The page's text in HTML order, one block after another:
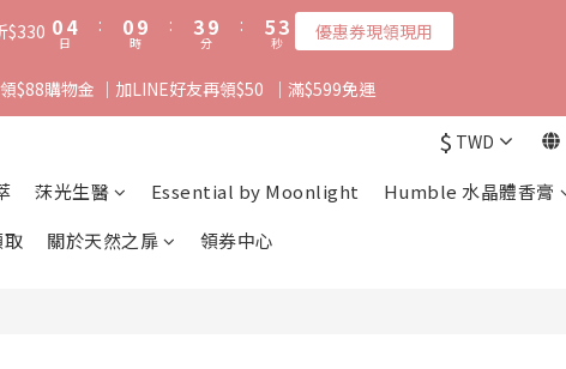
$330 04
3
2
1
日
:
09
8
7
6
1
時
:
3
2
1
0
9
8
7
6
3
1
分
:
5
4
2
1
0
秒 優惠券現領現用
$88購物金 ｜加LINE好友再領$50  ｜滿$599免運
$ TWD
莯光生醫 Essential by Moonlight
Humble 水晶體香膏
取 關於天然之扉 領券中心